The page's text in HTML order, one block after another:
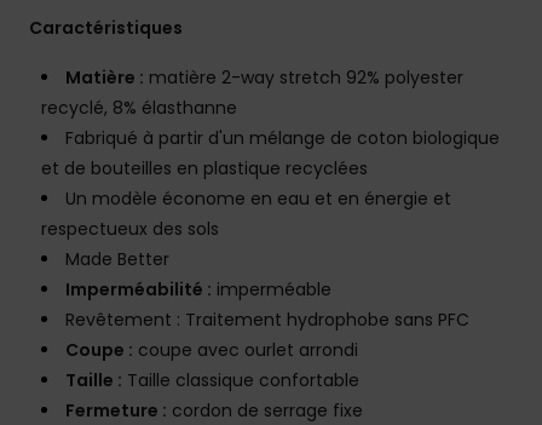
Caractéristiques
Matière : matière 2-way stretch 92% polyester
recyclé, 8% élasthanne
Fabriqué à partir d'un mélange de coton biologique
et de bouteilles en plastique recyclées
Un modèle économe en eau et en énergie et
respectueux des sols
Made Better
Imperméabilité : imperméable
Revêtement : Traitement hydrophobe sans PFC
Coupe : coupe avec ourlet arrondi
Taille : Taille classique confortable
Fermeture : cordon de serrage fixe